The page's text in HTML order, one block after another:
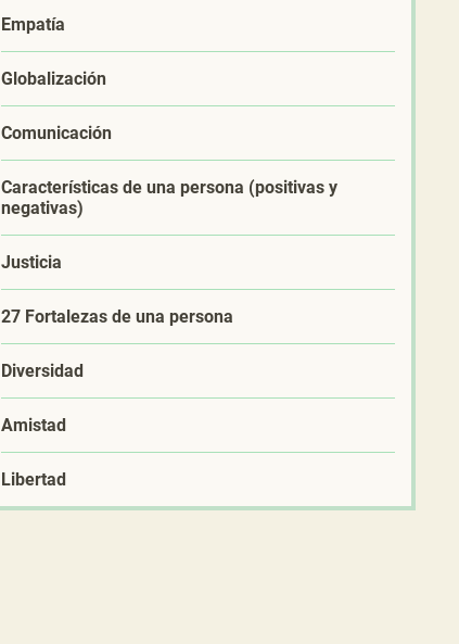
Empatía
Globalización
Comunicación
Características de una persona (positivas y
negativas)
Justicia
27 Fortalezas de una persona
Diversidad
Amistad
Libertad